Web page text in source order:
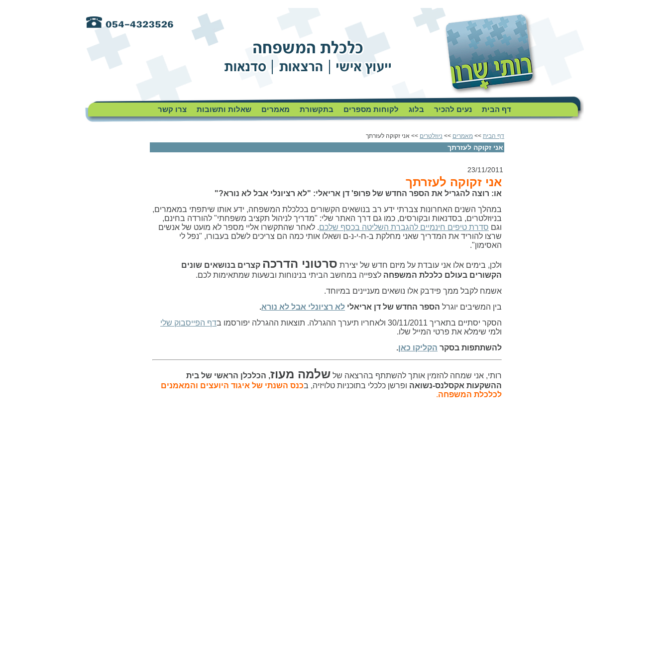
דף הבית נעים להכיר בלוג לקוחות מספרים בתקשורת מאמרים שאלות ותשובות צרו קשר
דף הבית >> מאמרים >> ניוזלטרים >> אני זקוקה לעזרתך
אני זקוקה לעזרתך
23/11/2011
אני זקוקה לעזרתך
או: רוצה להגריל את הספר החדש של פרופ' דן אריאלי: "לא רציונלי אבל לא נורא?"
במהלך השנים האחרונות צברתי ידע רב בנושאים הקשורים בכלכלת המשפחה, ידע אותו שיתפתי במאמרים,
בניוזלטרים, בסדנאות ובקורסים, כמו גם דרך האתר שלי: "מדריך לניהול תקציב משפחתי" להורדה בחינם,
וגם סדרת טיפים חינמיים להגברת השליטה בכסף שלכם. לאחר שהתקשרו אליי מספר לא מועט של אנשים
שרצו להוריד את המדריך שאני מחלקת ב-ח-י-נ-ם ושאלו אותי כמה הם צריכים לשלם בעבורו, "נפל לי
האסימון".
ולכן, בימים אלו אני עובדת על מיזם חדש של יצירת סרטוני הדרכה קצרים בנושאים שונים
הקשורים בעולם כלכלת המשפחה לצפייה במחשב הביתי בנינוחות ובשעות שמתאימות לכם.
אשמח לקבל ממך פידבק אלו נושאים מעניינים במיוחד.
בין המשיבים יוגרל הספר החדש של דן אריאלי לא רציונלי אבל לא נורא.
הסקר יסתיים בתאריך 30/11/2011 ולאחריו תיערך ההגרלה. תוצאות ההגרלה יפורסמו ב
דף הפייסבוק שלי
ולמי שימלא את פרטי המייל שלו.
להשתתפות בסקר הקליקו כאן.
רותי, אני שמחה להזמין אותך להשתתף בהרצאה של שלמה מעוז, הכלכלן הראשי של בית
ההשקעות אקסלנס-נשואה ופרשן כלכלי בתוכניות טלויזיה, בכנס השנתי של איגוד היועצים והמאמנים
לכלכלת המשפחה.